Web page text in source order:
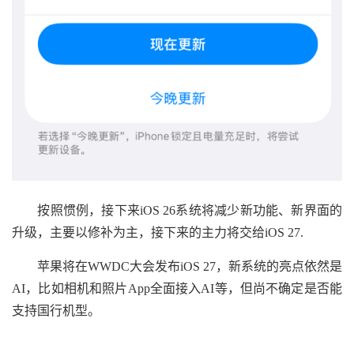
按照惯例，接下来iOS 26系统将减少新功能、新界面的
升级，主要以修补为主，接下来的主力将交给iOS 27.
苹果将在WWDC大会发布iOS 27，新系统的亮点依然是
AI，比如相机和照片App全面接入AI等，但尚不确定是否能
支持国行机型。